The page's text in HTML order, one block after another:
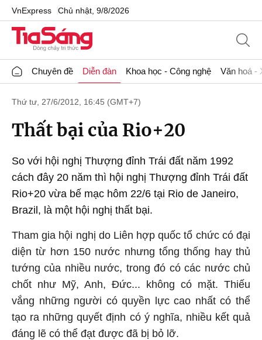
VnExpress Chủ nhật, 9/8/2026
Chuyên đề Diễn đàn Khoa học - Công nghệ Văn hoá -
Thứ tư, 27/6/2012, 16:45 (GMT+7)
Thất bại của Rio+20
So với hội nghị Thượng đỉnh Trái đất năm 1992
cách đây 20 năm thì hội nghị Thượng đỉnh Trái đất
Rio+20 vừa bế mạc hôm 22/6 tại Rio de Janeiro,
Brazil, là một hội nghị thất bại.
Tham gia hội nghị do Liên hợp quốc tổ chức có đại
diện từ hơn 150 nước nhưng tổng thống hay thủ
tướng của nhiều nước, trong đó có các nước chủ
chốt như Mỹ, Anh, Đức... không có mặt. Thiếu
vắng những người có quyền lực cao nhất có thể
tạo ra những quyết định có ý nghĩa, nhiều kết quả
đáng lẽ có thể đạt được đã bị bỏ lỡ.